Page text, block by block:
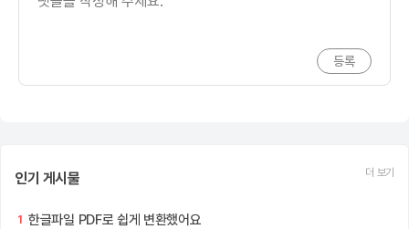
인기 게시물 더 보기
1 한글파일 PDF로 쉽게 변환했어요